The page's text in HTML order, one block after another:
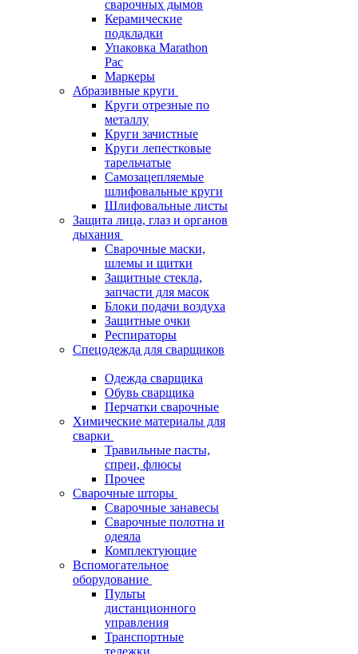
сварочных дымов
Керамические
подкладки
Упаковка Marathon
Pac
Маркеры
Абразивные круги
Круги отрезные по
металлу
Круги зачистные
Круги лепестковые
тарельчатые
Самозацепляемые
шлифовальные круги
Шлифовальные листы
Защита лица, глаз и органов
дыхания
Сварочные маски,
шлемы и щитки
Защитные стекла,
запчасти для масок
Блоки подачи воздуха
Защитные очки
Респираторы
Спецодежда для сварщиков
Одежда сварщика
Обувь сварщика
Перчатки сварочные
Химические материалы для
сварки
Травильные пасты,
спреи, флюсы
Прочее
Сварочные шторы
Сварочные занавесы
Сварочные полотна и
одеяла
Комплектующие
Вспомогательное
оборудование
Пульты
дистанционного
управления
Транспортные
тележки